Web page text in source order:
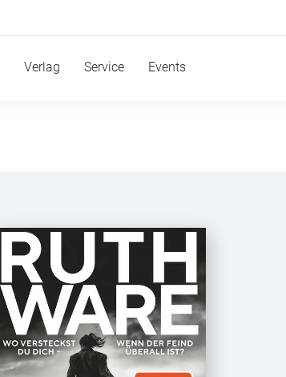
Verlag Service Events